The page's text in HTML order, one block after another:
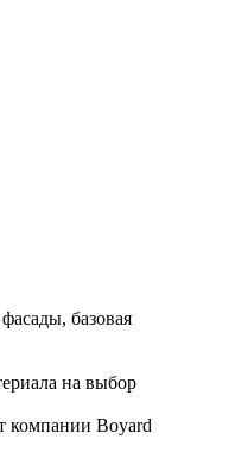
базовая
на выбор
компании Boyard